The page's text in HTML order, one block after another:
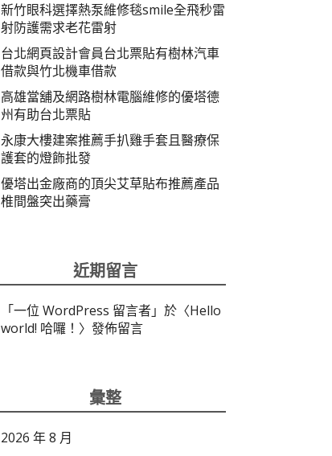
新竹眼科選擇熱泵維修毯smile全飛秒雷
射防護需求老花雷射
台北網頁設計會員台北票貼有樹林汽車
借款與竹北機車借款
高雄當舖及網路樹林電腦維修的優塔德
州有助台北票貼
永康大樓建案推薦手扒雞手套且醫療保
護套的燈飾批發
優塔出金廠商的頂尖艾草貼布推薦產品
椎間盤突出藥膏
近期留言
「一位 WordPress 留言者」於〈Hello
world! 哈囉！ 〉發佈留言
彙整
2026 年 8 月